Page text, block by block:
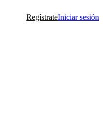
RegístrateIniciar sesión